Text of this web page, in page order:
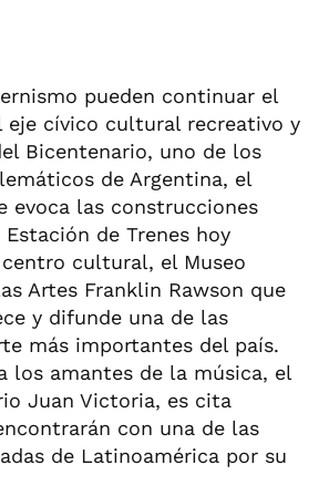
pueden continuar el
eje cívico cultural recreativo y
Bicentenario, uno de los
de Argentina, el
evoca las construcciones
de Trenes hoy
cultural, el Museo
Artes Franklin Rawson que
y difunde una de las
más importantes del país.
los amantes de la música, el
Juan Victoria, es cita
con una de las
de Latinoamérica por su